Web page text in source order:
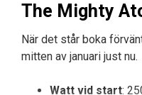
The Mighty
När det står boka
mitten av januari just nu.
Watt vid start: